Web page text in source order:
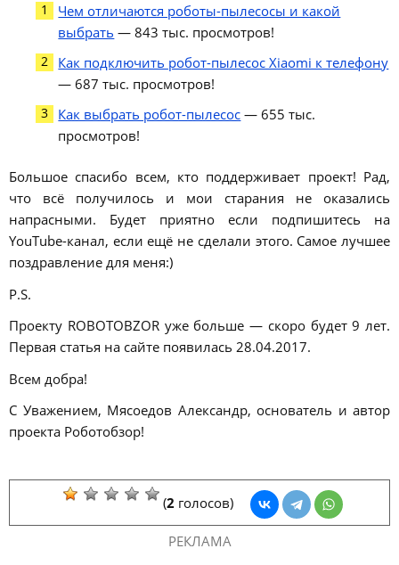
Чем отличаются роботы-пылесосы и какой
выбрать — 843 тыс. просмотров!
Как подключить робот-пылесос Xiaomi к телефону
— 687 тыс. просмотров!
Как выбрать робот-пылесос — 655 тыс.
просмотров!
Большое спасибо всем, кто поддерживает проект! Рад,
что всё получилось и мои старания не оказались
напрасными. Будет приятно если подпишитесь на
YouTube-канал, если ещё не сделали этого. Самое лучшее
поздравление для меня:)
P.S.
Проекту ROBOTOBZOR уже больше — скоро будет 9 лет.
Первая статья на сайте появилась 28.04.2017.
Всем добра!
С Уважением, Мясоедов Александр, основатель и автор
проекта Роботобзор!
(2 голосов)
РЕКЛАМА